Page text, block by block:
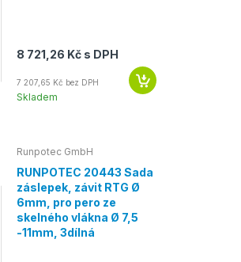
8 721,26 Kč s DPH
7 207,65 Kč bez DPH
Skladem
Runpotec GmbH
RUNPOTEC 20443 Sada
záslepek, závit RTG Ø
6mm, pro pero ze
skelného vlákna Ø 7,5
-11mm, 3dílná